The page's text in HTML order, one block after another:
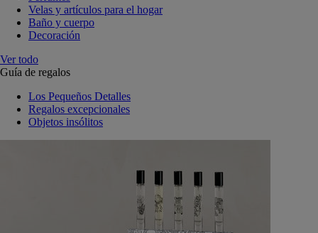
Velas y artículos para el hogar
Baño y cuerpo
Decoración
Ver todo
Guía de regalos
Los Pequeños Detalles
Regalos excepcionales
Objetos insólitos